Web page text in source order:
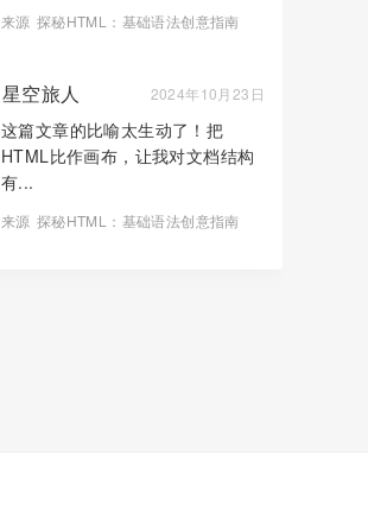
来源 探秘HTML：基础语法创意指南
星空旅人 2024年10月23日
这篇文章的比喻太生动了！把
HTML比作画布，让我对文档结构
有...
来源 探秘HTML：基础语法创意指南